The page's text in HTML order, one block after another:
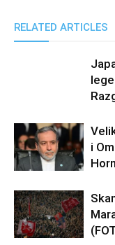
RELATED ARTICLES
i